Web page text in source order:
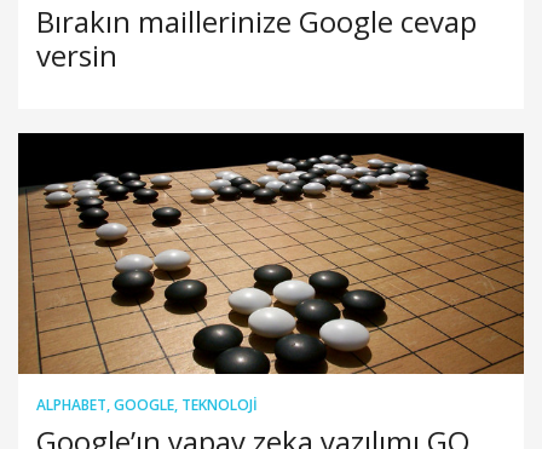
Bırakın maillerinize Google cevap
versin
ALPHABET,GOOGLE, TEKNOLOJI